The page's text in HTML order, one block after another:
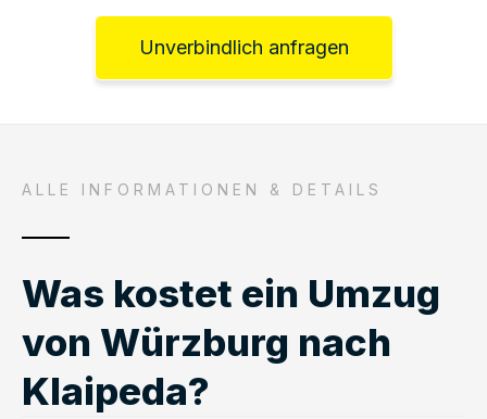
Unverbindlich anfragen
ALLE INFORMATIONEN & DETAILS
Was kostet ein Umzug
von Würzburg nach
Klaipeda?